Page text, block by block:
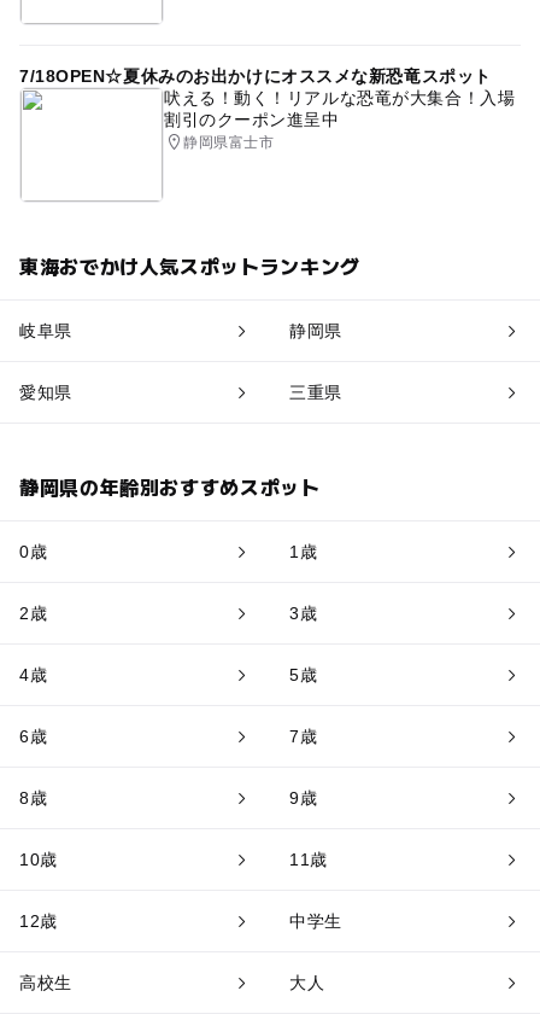
7/18OPEN☆夏休みのお出かけにオススメな新恐竜スポット
吠える！動く！リアルな恐竜が大集合！入場
割引のクーポン進呈中
静岡県富士市
東海おでかけ人気スポットランキング
岐阜県 静岡県
愛知県 三重県
静岡県の年齢別おすすめスポット
0歳 1歳
2歳 3歳
4歳 5歳
6歳 7歳
8歳 9歳
10歳 11歳
12歳 中学生
高校生 大人